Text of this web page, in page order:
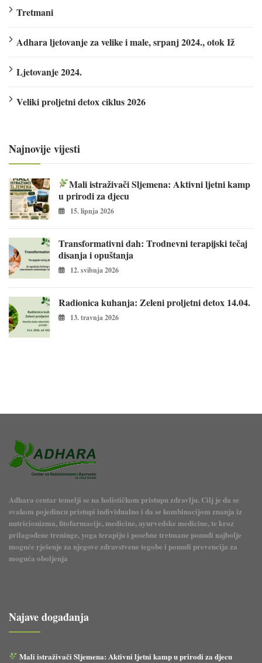
Tretmani
Adhara ljetovanje za velike i male, srpanj 2024., otok Iž
Ljetovanje 2024.
Veliki proljetni detox ciklus 2026
Najnovije vijesti
Mali istraživači Sljemena: Aktivni ljetni kamp
u prirodi za djecu
15. lipnja 2026
Transformativni dah: Trodnevni terapijski tečaj
disanja i opuštanja
12. svibnja 2026
Radionica kuhanja: Zeleni proljetni detox 14.04.
13. travnja 2026
Adhara centar temelji se na holističkom pristupu zdravlju. Cilj je da se
svakom pojedincu pristupi individualno i da se kombinacijom znanja iz
nutricionizma, fitofarmacije, medicine, ayurvedske medicine, te kroz
prilagođene treninge, yoga terapiju i posebne tretmane ponudi najbolje
moguće rješenje za njegove zdravstvene tegobe i ponudi prevencija za
moguća oboljenja
Najave događanja
Mali istraživači Sljemena: Aktivni ljetni kamp u prirodi za djecu